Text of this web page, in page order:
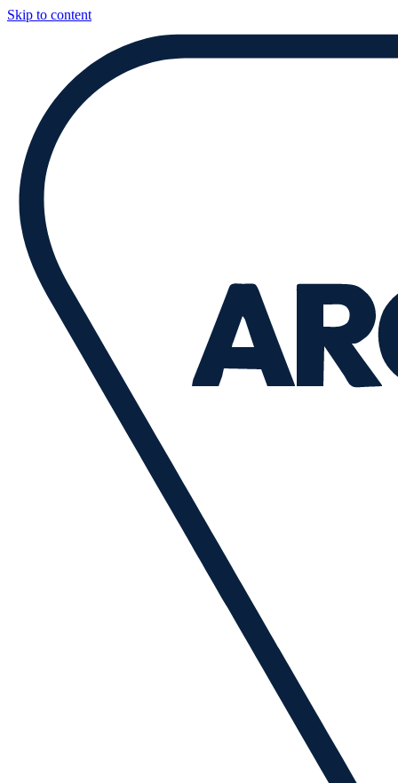
Skip to content